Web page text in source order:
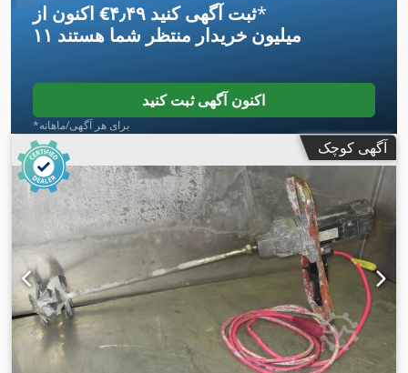
اکنون از ‎€۴٫۴۹ ثبت آگهی کنید*
۱۱ میلیون خریدار منتظر شما هستند
اکنون آگهی ثبت کنید
*برای هر آگهی/ماهانه
آگهی کوچک